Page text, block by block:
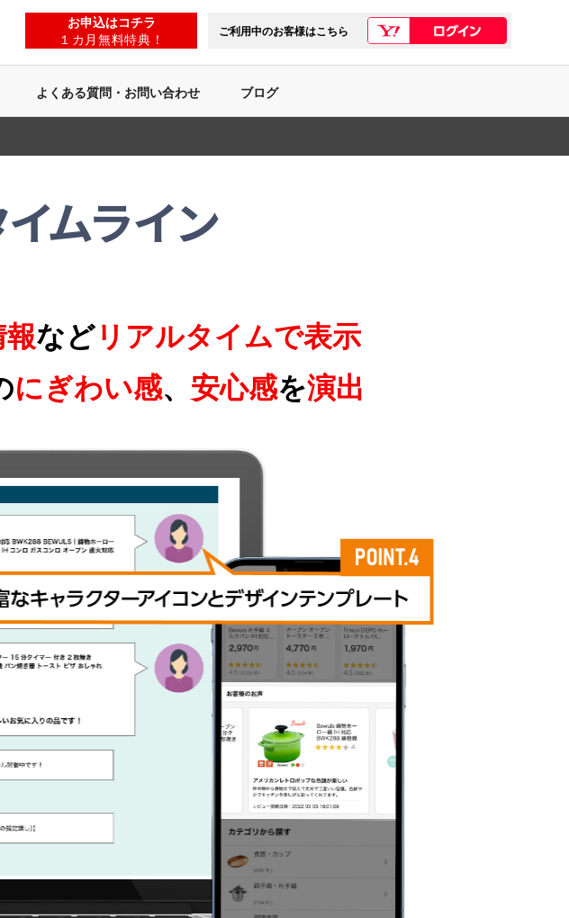
お申込はコチラ
１カ月無料特典！
ご利用中のお客様はこちら
よくある質問・お問い合わせ ブログ
などリアルタイムで表示
にぎわい感、 安心感を演出